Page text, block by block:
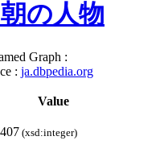
の人物
Graph :
: ja.dbpedia.org
Value
(xsd:integer)